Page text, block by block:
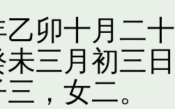
卯十月二
未三月初三
，女二。